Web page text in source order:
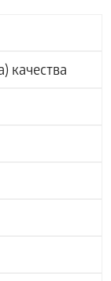
качества